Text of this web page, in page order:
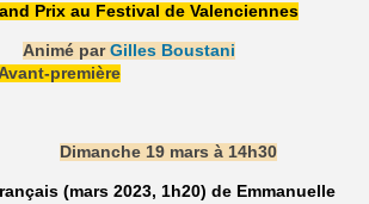
Prix au Festival de Valenciennes
Animé par Gilles Boustani
première
Dimanche 19 mars à 14h30
(mars 2023, 1h20) de Emmanuelle